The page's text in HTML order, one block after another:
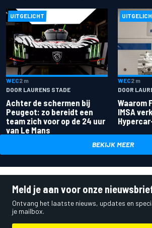
UITGELICHT
WEC2 m
DOOR LAURENS STADE
Achter de schermen bij
Peugeot: zo bereidt een
team zich voor op de 24 uur
van Le Mans
WEC2 m
DOOR
Waarom
IMSA
BEKIJK MEER
Meld je aan voor onze
Ontvang het laatste nieuws, updates en
je mailbox.